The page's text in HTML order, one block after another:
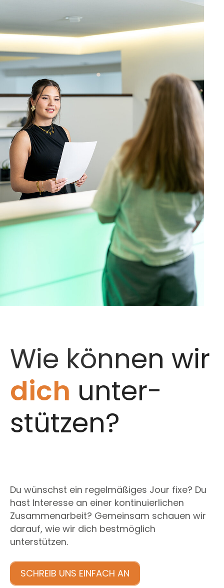
Wie können wir
dich unter­
stützen?
Du wünschst ein regelmäßiges Jour fixe? Du
hast Interesse an einer kontinuierlichen
Zusammenarbeit? Gemeinsam schauen wir
darauf, wie wir dich bestmöglich
unterstützen.
SCHREIB UNS EINFACH AN